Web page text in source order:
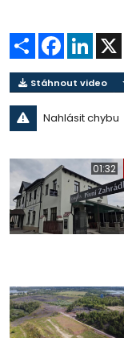
Sdílet Facebook
Stáhnout video
Nahlásit chybu
01:32